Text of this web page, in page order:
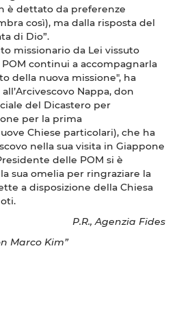
è dettato da preferenze
così), ma dalla risposta del
di Dio”.
missionario da Lei vissuto
continui a accompagnarla
della nuova missione", ha
Nappa, don
del Dicastero per
per la prima
Chiese particolari), che ha
nella sua visita in Giappone
delle POM si è
sua omelia per ringraziare la
a disposizione della Chiesa
P.R., Agenzia Fides
Marco Kim”